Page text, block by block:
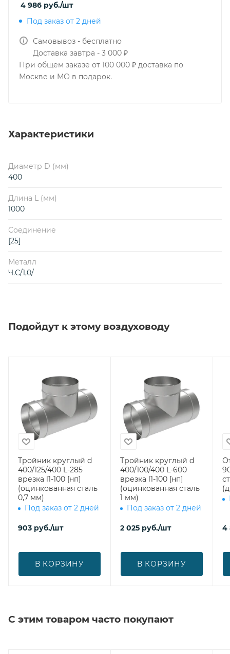
4 986 руб./шт
Под заказ от 2 дней
Самовывоз - бесплатно
Доставка завтра - 3 000 ₽
При общем заказе от 100 000 ₽ доставка по
Москве и МО в подарок.
Характеристики
Диаметр D (мм)
400
Длина L (мм)
1000
Соединение
[25]
Металл
Ч.С/1,0/
Подойдут к этому воздуховоду
Тройник круглый d
400/125/400 L-285
врезка l1-100 [нп]
(оцинкованная сталь
0,7 мм)
Под заказ от 2 дней
903 руб./шт
В КОРЗИНУ
Тройник круглый d
400/100/400 L-600
врезка l1-100 [нп]
(оцинкованная сталь
1 мм)
Под заказ от 2 дней
2 025 руб./шт
В КОРЗИНУ
4
С этим товаром часто покупают